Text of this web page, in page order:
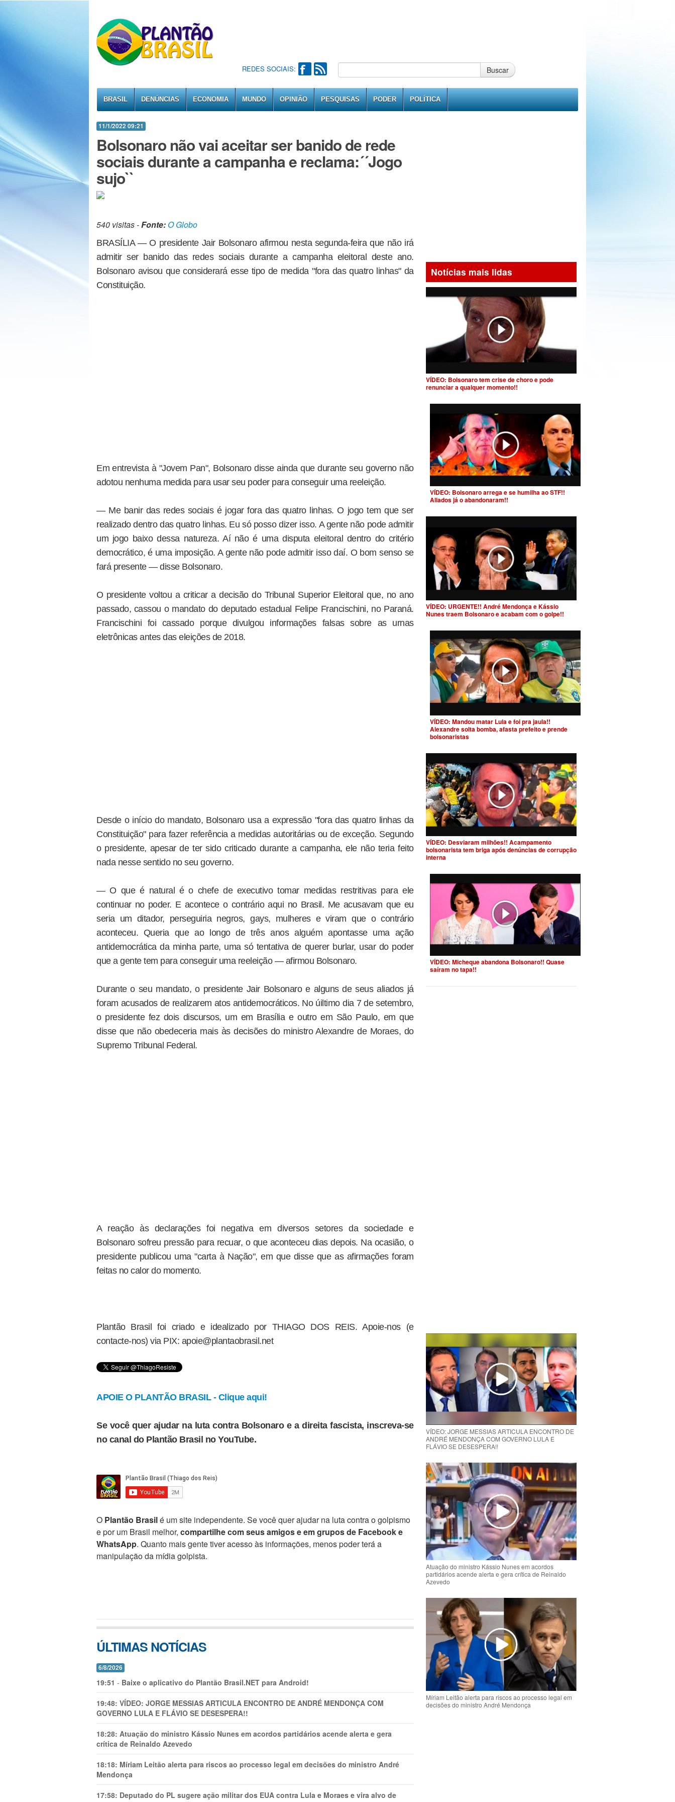
REDES SOCIAIS: Buscar
BRASIL DENÚNCIAS ECONOMIA MUNDO OPINIÃO PESQUISAS PODER POLÍTICA
11/1/2022 09:21
Bolsonaro não vai aceitar ser banido de rede
sociais durante a campanha e reclama:´´Jogo
sujo``
540 visitas -Fonte:O Globo
BRASÍLIA — O presidente Jair Bolsonaro afirmou nesta segunda-feira que não irá
admitir ser banido das redes sociais durante a campanha eleitoral deste ano.
Bolsonaro avisou que considerará esse tipo de medida "fora das quatro linhas" da
Constituição.
Em entrevista à "Jovem Pan", Bolsonaro disse ainda que durante seu governo não
adotou nenhuma medida para usar seu poder para conseguir uma reeleição.
— Me banir das redes sociais é jogar fora das quatro linhas. O jogo tem que ser
realizado dentro das quatro linhas. Eu só posso dizer isso. A gente não pode admitir
um jogo baixo dessa natureza. Aí não é uma disputa eleitoral dentro do critério
democrático, é uma imposição. A gente não pode admitir isso daí. O bom senso se
fará presente — disse Bolsonaro.
O presidente voltou a criticar a decisão do Tribunal Superior Eleitoral que, no ano
passado, cassou o mandato do deputado estadual Felipe Francischini, no Paraná.
Francischini foi cassado porque divulgou informações falsas sobre as urnas
eletrônicas antes das eleições de 2018.
Desde o início do mandato, Bolsonaro usa a expressão "fora das quatro linhas da
Constituição" para fazer referência a medidas autoritárias ou de exceção. Segundo
o presidente, apesar de ter sido criticado durante a campanha, ele não teria feito
nada nesse sentido no seu governo.
— O que é natural é o chefe de executivo tomar medidas restritivas para ele
continuar no poder. E acontece o contrário aqui no Brasil. Me acusavam que eu
seria um ditador, perseguiria negros, gays, mulheres e viram que o contrário
aconteceu. Queria que ao longo de três anos alguém apontasse uma ação
antidemocrática da minha parte, uma só tentativa de querer burlar, usar do poder
que a gente tem para conseguir uma reeleição — afirmou Bolsonaro.
Durante o seu mandato, o presidente Jair Bolsonaro e alguns de seus aliados já
foram acusados de realizarem atos antidemocráticos. No úiltimo dia 7 de setembro,
o presidente fez dois discursos, um em Brasília e outro em São Paulo, em que
disse que não obedeceria mais às decisões do ministro Alexandre de Moraes, do
Supremo Tribunal Federal.
A reação às declarações foi negativa em diversos setores da sociedade e
Bolsonaro sofreu pressão para recuar, o que aconteceu dias depois. Na ocasião, o
presidente publicou uma "carta à Nação", em que disse que as afirmações foram
feitas no calor do momento.
Plantão Brasil foi criado e idealizado por THIAGO DOS REIS. Apoie-nos (e
contacte-nos) via PIX: apoie@plantaobrasil.net
APOIE O PLANTÃO BRASIL - Clique aqui!
Se você quer ajudar na luta contra Bolsonaro e a direita fascista, inscreva-se
no canal do Plantão Brasil no YouTube.
O Plantão Brasilé um site independente. Se você quer ajudar na luta contra o golpismo
e por um Brasil melhor, compartilhe com seus amigos e em grupos de Facebook e
WhatsApp. Quanto mais gente tiver acesso às informações, menos poder terá a
manipulação da mídia golpista.
ÚLTIMAS NOTÍCIAS
6/8/2026
19:51 - Baixe o aplicativo do Plantão Brasil.NET para Android!
19:48: VÍDEO: JORGE MESSIAS ARTICULA ENCONTRO DE ANDRÉ MENDONÇA COM
GOVERNO LULA E FLÁVIO SE DESESPERA!!
18:28: Atuação do ministro Kássio Nunes em acordos partidários acende alerta e gera
crítica de Reinaldo Azevedo
18:18: Míriam Leitão alerta para riscos ao processo legal em decisões do ministro André
Mendonça
17:58: Deputado do PL sugere ação militar dos EUA contra Lula e Moraes e vira alvo de
Notícias mais lidas
VÍDEO: Bolsonaro tem crise de choro e pode
renunciar a qualquer momento!!
VÍDEO: Bolsonaro arrega e se humilha ao STF!!
Aliados já o abandonaram!!
VÍDEO: URGENTE!! André Mendonça e Kássio
Nunes traem Bolsonaro e acabam com o golpe!!
VÍDEO: Mandou matar Lula e foi pra jaula!!
Alexandre solta bomba, afasta prefeito e prende
bolsonaristas
VÍDEO: Desviaram milhões!! Acampamento
bolsonarista tem briga após denúncias de corrupção
interna
VÍDEO: Micheque abandona Bolsonaro!! Quase
saíram no tapa!!
VÍDEO: JORGE MESSIAS ARTICULA ENCONTRO DE
ANDRÉ MENDONÇA COM GOVERNO LULA E
FLÁVIO SE DESESPERA!!
Atuação do ministro Kássio Nunes em acordos
partidários acende alerta e gera crítica de Reinaldo
Azevedo
Míriam Leitão alerta para riscos ao processo legal em
decisões do ministro André Mendonça